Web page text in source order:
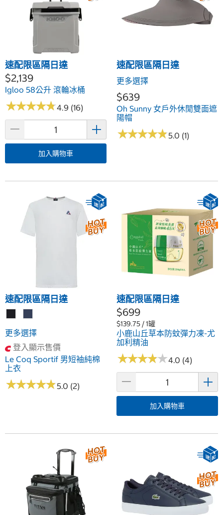
速配限區隔日達
$2,139
Igloo 58公升 滾輪冰桶
★★★★★
★★★★★4.9 (16)
加入購物車
速配限區隔日達
更多選擇
$639
Oh Sunny 女戶外休閒雙面遮
陽帽
★★★★★
★★★★★5.0 (1)
速配限區隔日達
更多選擇
登入顯示售價
Le Coq Sportif 男短袖純棉
上衣
★★★★★
★★★★★5.0 (2)
速配限區隔日達
$699
$139.75 / 1罐
小鹿山丘草本防蚊彈力凍-尤
加利精油
★★★★★
★★★★★4.0 (4)
加入購物車